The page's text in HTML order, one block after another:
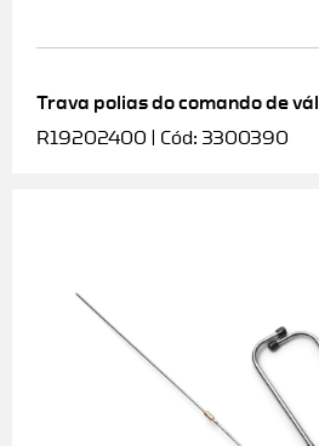
Trava polias do comando de
R19202400 | Cód: 3300390